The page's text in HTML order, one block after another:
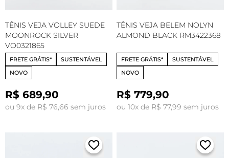
TÊNIS VEJA VOLLEY SUEDE
MOONROCK SILVER
VO0321865
FRETE GRÁTIS*
SUSTENTÁVEL
NOVO
R$ 689,90
ou 9x de R$ 76,66 sem juros
TÊNIS VEJA BELEM NOLYN
ALMOND BLACK RM3422368
FRETE GRÁTIS*
SUSTENTÁVEL
NOVO
R$ 779,90
ou 10x de R$ 77,99 sem juros